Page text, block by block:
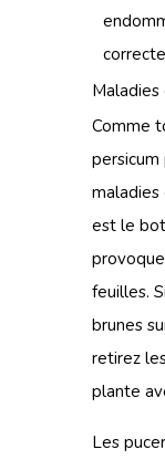
Comme
maladies
est le
feuilles.
brunes
retirez
plante
Les